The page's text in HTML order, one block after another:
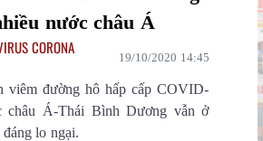
nước châu Á
CORONA
19/10/2020 14:45
viêm đường hô hấp cấp COVID-
châu Á-Thái Bình Dương vẫn ở
lo ngại.